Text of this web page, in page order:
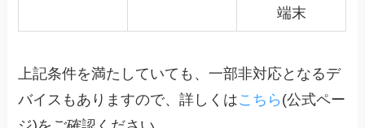
端末
上記条件を満たしていても、一部非対応となるデ
バイスもありますので、詳しくはこちら (公式ペー